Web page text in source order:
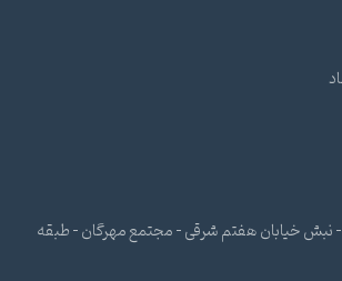
نبش خیابان هفتم شرقی - مجتمع مهرگان - طبقه